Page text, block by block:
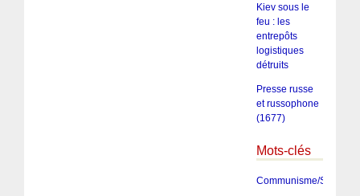
Kiev sous le
feu : les
entrepôts
logistiques
détruits
Presse russe
et russophone
(1677)
Mots-clés
Communisme/